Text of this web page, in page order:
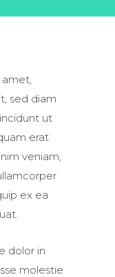
amet,
sed diam
ut
erat
veniam,
ex ea
dolor in
molestie